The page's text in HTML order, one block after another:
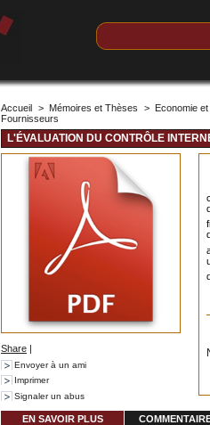
Accueil > Mémoires et Thèses >
Economie
Fournisseurs
L'ÉVALUATION DU CONTRÔLE
Share |
Envoyer à un ami
Imprimer
Signaler un abus
EN SAVOIR PLUS